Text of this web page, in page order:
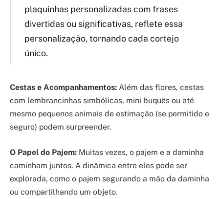
plaquinhas personalizadas com frases
divertidas ou significativas, reflete essa
personalização, tornando cada cortejo
único.
Cestas e Acompanhamentos: Além das flores, cestas
com lembrancinhas simbólicas, mini buquês ou até
mesmo pequenos animais de estimação (se permitido e
seguro) podem surpreender.
O Papel do Pajem: Muitas vezes, o pajem e a daminha
caminham juntos. A dinâmica entre eles pode ser
explorada, como o pajem segurando a mão da daminha
ou compartilhando um objeto.